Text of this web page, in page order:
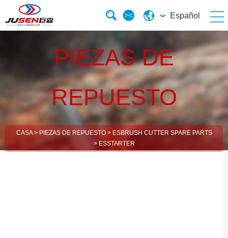
Español
PIEZAS DE
REPUESTO
CASA> PIEZAS DE REPUESTO> ESBRUSH CUTTER SPARE PARTS
> ESSTARTER